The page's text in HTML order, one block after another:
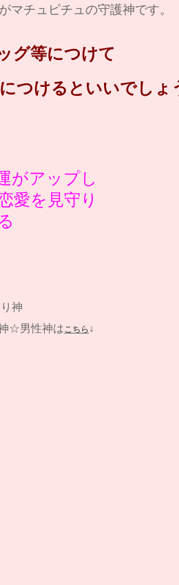
マチュピチュの守護神です。
グ等につけて
つけるといいでしょ
がアップし
愛を見守り
神
☆男性神はこちら ↓